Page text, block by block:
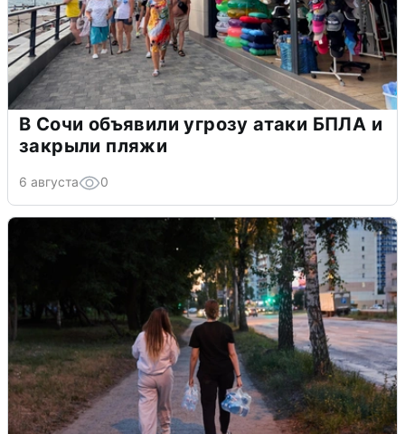
В Сочи объявили угрозу атаки БПЛА и
закрыли пляжи
6 августа 0